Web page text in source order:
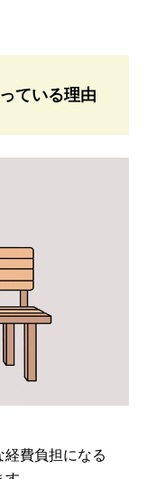
ている理由
費負担になる